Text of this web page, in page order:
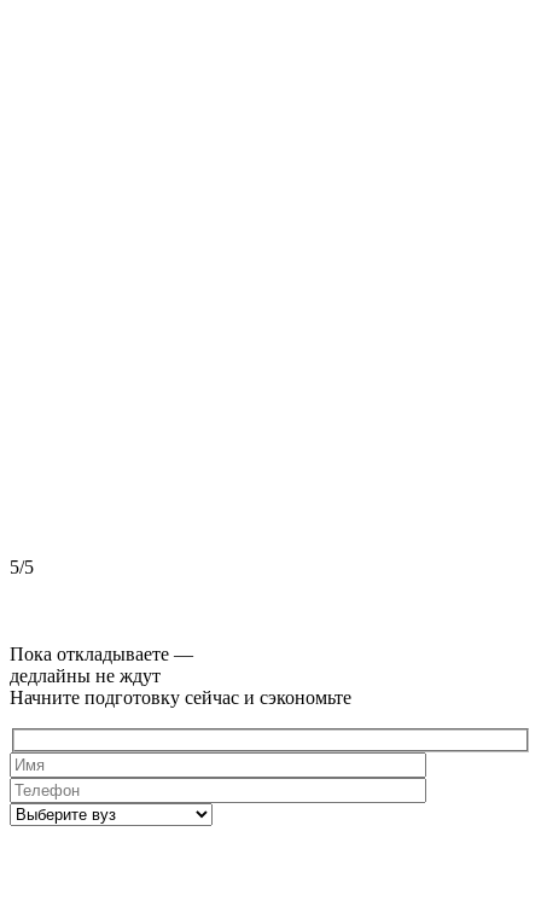
5/5
Пока откладываете —
дедлайны не ждут
Начните подготовку сейчас и сэкономьте